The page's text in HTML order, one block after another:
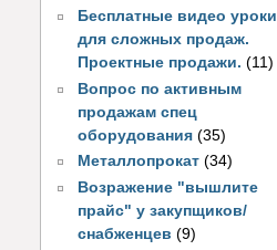
Бесплатные видео уроки
для сложных продаж.
Проектные продажи. (11)
Вопрос по активным
продажам спец
оборудования (35)
Металлопрокат (34)
Возражение "вышлите
прайс" у закупщиков/
снабженцев (9)